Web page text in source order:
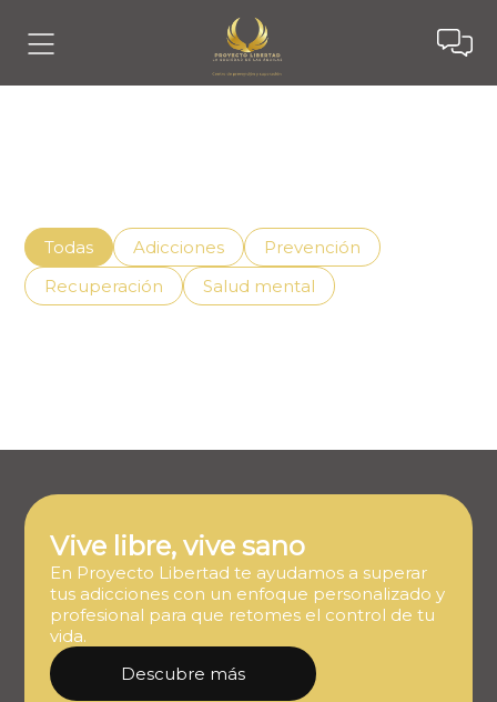
Todas Adicciones
Prevención
Recuperación
Salud mental
Vive libre, vive sano
En Proyecto Libertad te ayudamos a superar
tus adicciones con un enfoque personalizado y
profesional para que retomes el control de tu
vida.
Descubre más